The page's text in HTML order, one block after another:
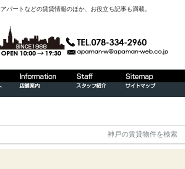
ートなどの賃貸情報のほか、お役立ち記事も満載。
神戸の賃貸物件を検索